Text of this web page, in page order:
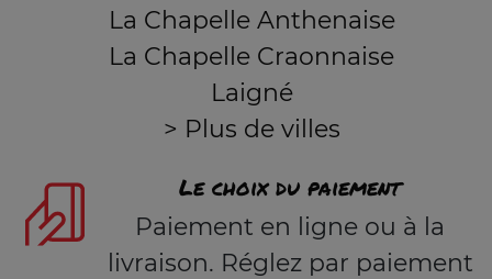
La Chapelle Anthenaise
La Chapelle Craonnaise
Laigné
> Plus de villes
Le choix du paiement
Paiement en ligne ou à la
livraison. Réglez par paiement